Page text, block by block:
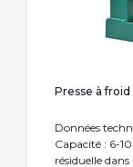
Presse à froid
Données
Capacité : 6-
résiduelle